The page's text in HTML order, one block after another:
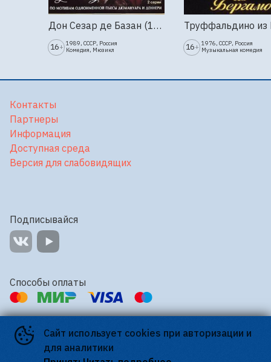
Дон Сезар де Базан (1989г., Ленфильм, 2 серии)
16+ 1989, СССР, Россия
Комедия, Мюзикл
16+ 1976, СССР, Россия
Музыкальная комедия
Сайт использует cookies при авторизации и
для аналитики
Контакты
Партнеры
Информация
Доступная среда
Версия для слабовидящих
Подписывайся
Способы оплаты
Контакты
Касса
+7 812 738-82-00
voshodkino@mail.ru